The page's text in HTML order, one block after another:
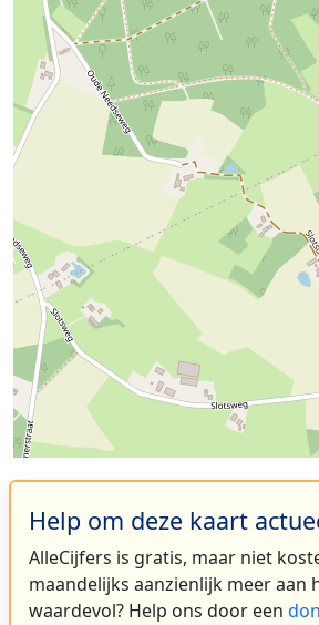
Help om deze kaart
AlleCijfers is gratis, maar niet
maandelijks aanzienlijk meer aan
waardevol? Help ons door een